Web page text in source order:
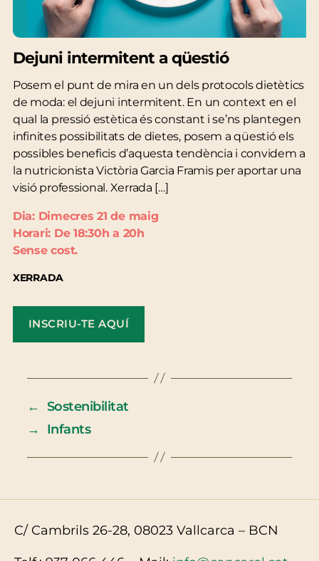
Dejuni intermitent a qüestió
Posem el punt de mira en un dels protocols dietètics
de moda: el dejuni intermitent. En un context en el
qual la pressió estètica és constant i se’ns plantegen
infinites possibilitats de dietes, posem a qüestió els
possibles beneficis d’aquesta tendència i convidem a
la nutricionista Victòria Garcia Framis per aportar una
visió professional. Xerrada […]
Dia: Dimecres 21 de maig
Horari: De 18:30h a 20h
Sense cost.
XERRADA
INSCRIU-TE AQUÍ
← Sostenibilitat
→
Infants
C/ Cambrils 26-28, 08023 Vallcarca – BCN